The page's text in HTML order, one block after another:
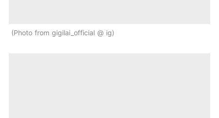
Photo from gigilai_official @ ig